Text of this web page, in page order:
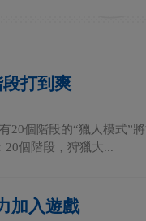
段打到爽
20個階段的“獵人模式”
個階段，狩獵大...
加入遊戲